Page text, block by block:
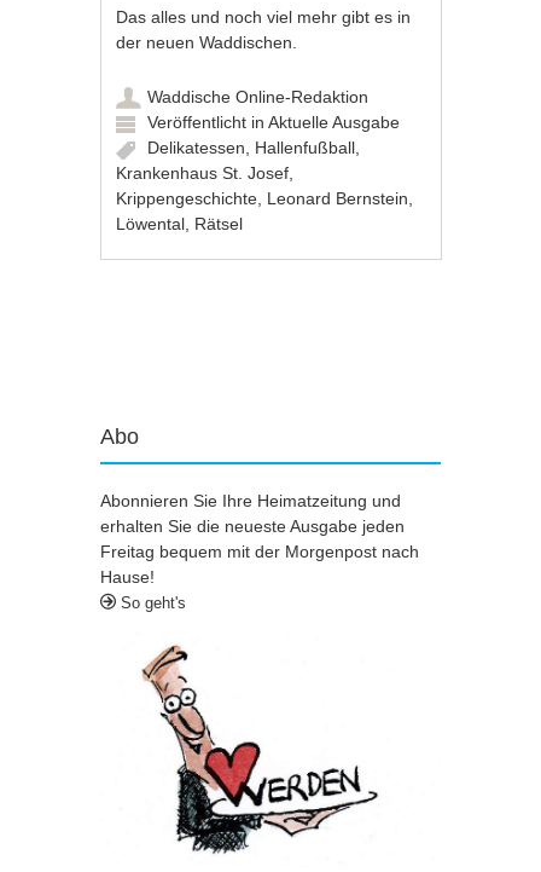
Das alles und noch viel mehr gibt es in
der neuen Waddischen.
Waddische Online-Redaktion
Veröffentlicht inAktuelle Ausgabe
Delikatessen
Hallenfußball
Krankenhaus St. Josef
Krippengeschichte Leonard Bernstein
Löwental Rätsel
Abo
Abonnieren Sie Ihre Heimatzeitung und
erhalten Sie die neueste Ausgabe jeden
Freitag bequem mit der Morgenpost nach
Hause!
So geht's